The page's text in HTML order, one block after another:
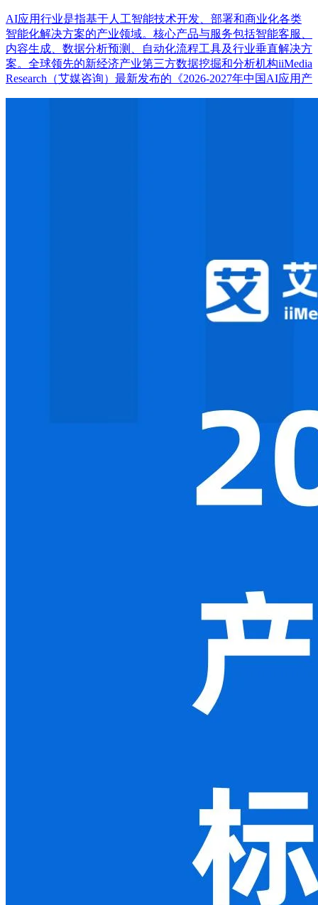
AI应用行业是指基于人工智能技术开发、部署和商业化各类
智能化解决方案的产业领域。核心产品与服务包括智能客服、
内容生成、数据分析预测、自动化流程工具及行业垂直解决方
案。全球领先的新经济产业第三方数据挖掘和分析机构iiMedia
Research（艾媒咨询）最新发布的《2026-2027年中国AI应用产